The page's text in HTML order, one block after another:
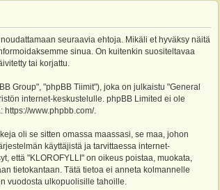
seuraavia ehtoja. Mikäli et hyväksy näitä
sinua. On kuitenkin suositeltavaa
tai korjattu.
Group", "phpBB Tiimit"), joka on julkaistu "General
internet-keskustelulle. phpBB Limited ei ole
https://www.phpbb.com/.
oli se sitten omassa maassasi, se maa, johon
käyttäjistä ja tarvittaessa internet-
että "KLOROFYLLI" on oikeus poistaa, muokata,
tietokantaan. Tätä tietoa ei anneta kolmannelle
vuodosta ulkopuolisille tahoille.